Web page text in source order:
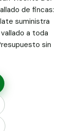
de fincas:
suministra
a toda
sin